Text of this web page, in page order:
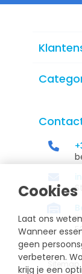
Cookies
Laat ons
Wanneer
geen
verbeteren.
krijg je een